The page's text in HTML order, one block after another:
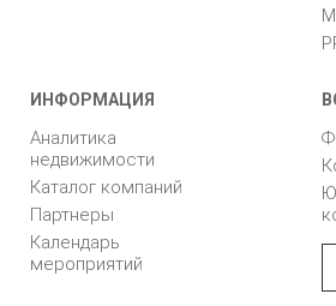
ИНФОРМАЦИЯ
Аналитика
недвижимости
Каталог компаний
Партнеры
Календарь
мероприятий